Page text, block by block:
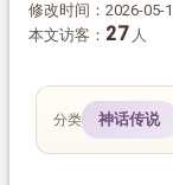
修改时间：2026-05-
本文访客： 27 人
分类 神话传说